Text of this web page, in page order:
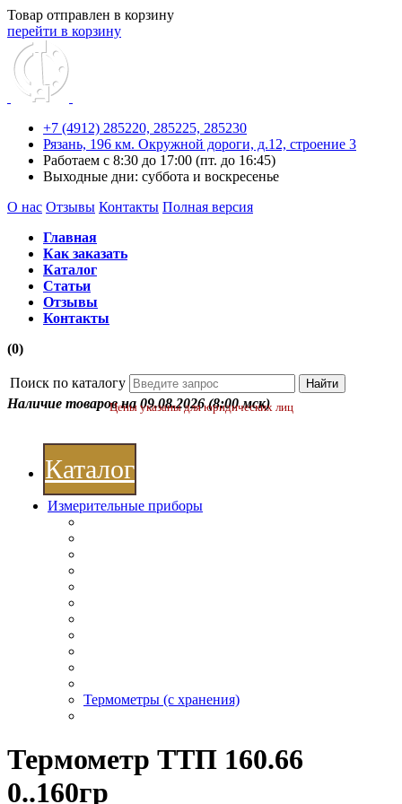
Товар отправлен в корзину
перейти в корзину
+7 (4912) 285220, 285225, 285230
Рязань, 196 км. Окружной дороги, д.12, строение 3
Работаем с 8:30 до 17:00 (пт. до 16:45)
Выходные дни: суббота и воскресенье
О нас Отзывы Контакты Полная версия
Главная
Как заказать
Каталог
Статьи
Отзывы
Контакты
(0)
Поиск по каталогу
Наличие товаров на 09.08.2026 (8:00 мск)
Цены указаны для юридических лиц
Каталог
Измерительные приборы
Термометры (с хранения)
Термометр ТТП 160.66
0..160гр